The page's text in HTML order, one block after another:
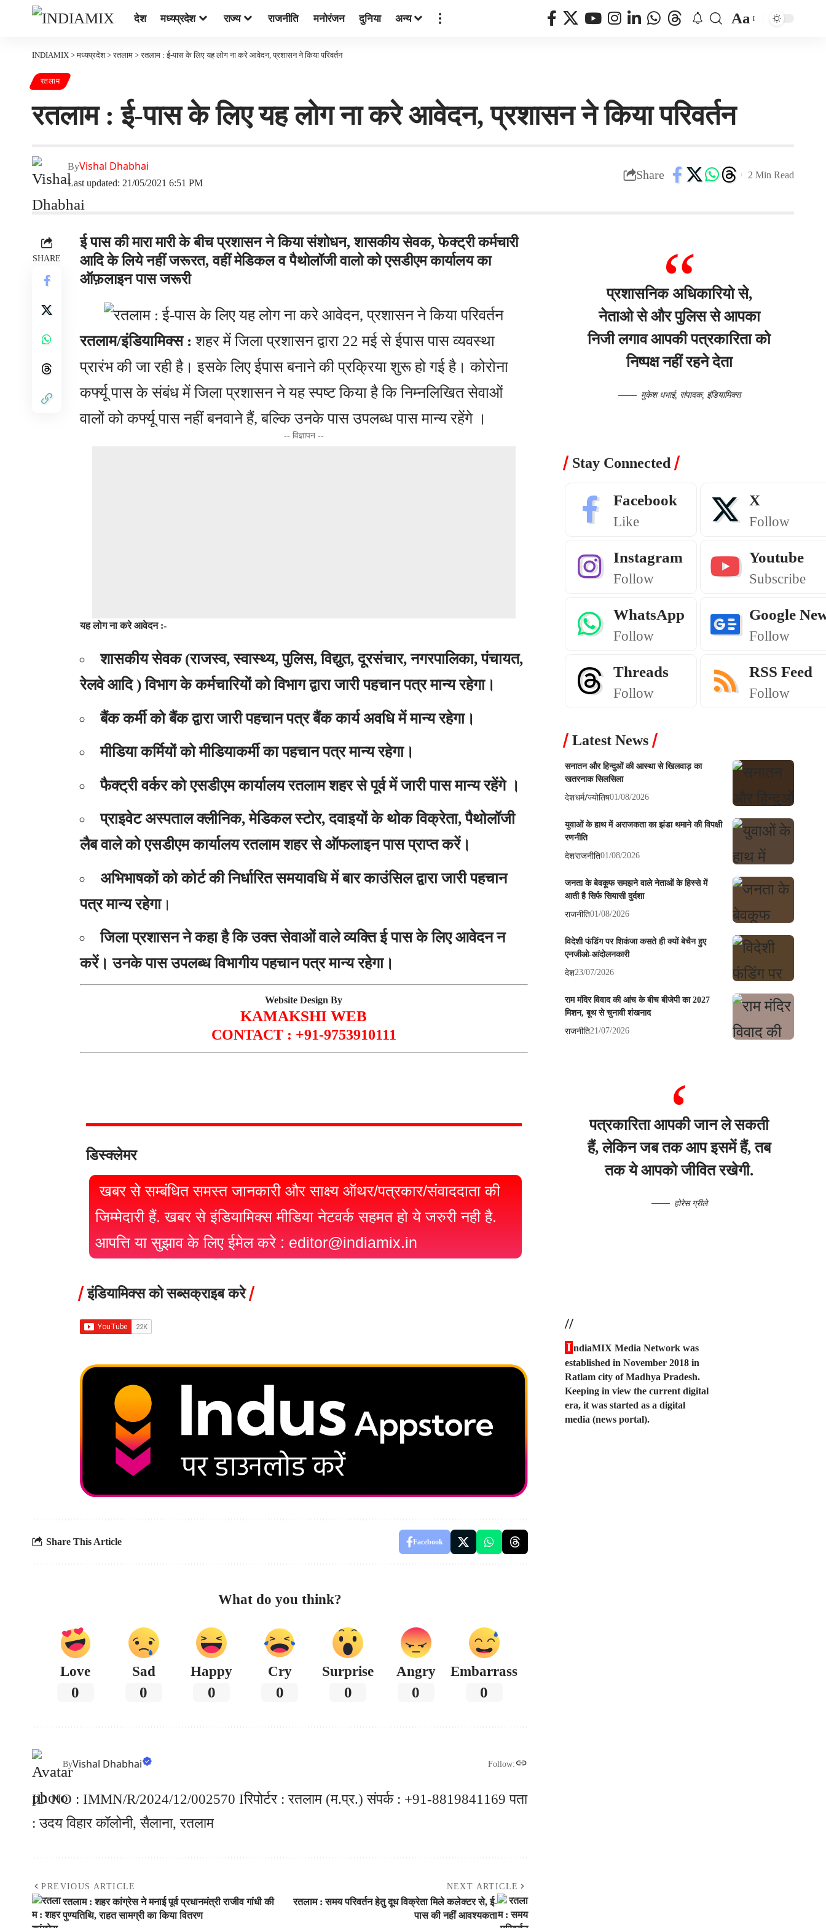
देश मध्यप्रदेश राज्य राजनीति मनोरंजन दुनिया अन्य Aa
INDIAMIX >मध्यप्रदेश>रतलाम >रतलाम : ई-पास के लिए यह लोग ना करे आवेदन, प्रशासन ने किया परिवर्तन
रतलाम
रतलाम : ई-पास के लिए यह लोग ना करे आवेदन, प्रशासन ने किया परिवर्तन
Last updated: 21/05/2021 6:51 PM
ByVishal Dhabhai
Share 2 Min Read
SHARE
ई पास की मारा मारी के बीच प्रशासन ने किया संशोधन, शासकीय सेवक, फेक्ट्री कर्मचारी
आदि के लिये नहीं जरूरत, वहीं मेडिकल व पैथोलॉजी वालो को एसडीएम कार्यालय का
ऑफ़लाइन पास जरूरी
रतलाम/इंडियामिक्स :शहर में जिला प्रशासन द्वारा 22 मई से ईपास पास व्यवस्था
प्रारंभ की जा रही है। इसके लिए ईपास बनाने की प्रक्रिया शुरू हो गई है। कोरोना
कर्फ्यू पास के संबंध में जिला प्रशासन ने यह स्पष्ट किया है कि निम्नलिखित सेवाओं
वालों को कर्फ्यू पास नहीं बनवाने हैं, बल्कि उनके पास उपलब्ध पास मान्य रहेंगे ।
-- विज्ञापन --
यह लोग ना करे आवेदन :-
शासकीय सेवक (राजस्व, स्वास्थ्य, पुलिस, विद्युत, दूरसंचार, नगरपालिका, पंचायत,
रेलवे आदि ) विभाग के कर्मचारियों को विभाग द्वारा जारी पहचान पत्र मान्य रहेगा।
बैंक कर्मी को बैंक द्वारा जारी पहचान पत्र बैंक कार्य अवधि में मान्य रहेगा।
मीडिया कर्मियों को मीडियाकर्मी का पहचान पत्र मान्य रहेगा।
फैक्ट्री वर्कर को एसडीएम कार्यालय रतलाम शहर से पूर्व में जारी पास मान्य रहेंगे ।
प्राइवेट अस्पताल क्लीनिक, मेडिकल स्टोर, दवाइयों के थोक विक्रेता, पैथोलॉजी
लैब वाले को एसडीएम कार्यालय रतलाम शहर से ऑफलाइन पास प्राप्त करें।
अभिभाषकों को कोर्ट की निर्धारित समयावधि में बार काउंसिल द्वारा जारी पहचान
पत्र मान्य रहेगा।
जिला प्रशासन ने कहा है कि उक्त सेवाओं वाले व्यक्ति ई पास के लिए आवेदन न
करें। उनके पास उपलब्ध विभागीय पहचान पत्र मान्य रहेगा।
Website Design By
KAMAKSHI WEB
CONTACT : +91-9753910111
डिस्क्लेमर
खबर से सम्बंधित समस्त जानकारी और साक्ष्य ऑथर/पत्रकार/संवाददाता की
जिम्मेदारी हैं. खबर से इंडियामिक्स मीडिया नेटवर्क सहमत हो ये जरुरी नही है.
आपत्ति या सुझाव के लिए ईमेल करे : editor@indiamix.in
इंडियामिक्स को सब्सक्राइब करे
Share This Article Facebook
What do you think?
Love
0
Sad
0
Happy
0
Cry
0
Surprise
0
Angry
0
Embarrass
0
ByVishal Dhabhai Follow:
ID NO : IMMN/R/2024/12/002570 Iरिपोर्टर : रतलाम (म.प्र.) संपर्क : +91-8819841169 पता
: उदय विहार कॉलोनी, सैलाना, रतलाम
PREVIOUS ARTICLE
रतलाम : शहर कांग्रेस ने मनाई पूर्व प्रधानमंत्री राजीव गांधी की
पुण्यतिथि, राहत सामग्री का किया वितरण
NEXT ARTICLE
रतलाम : समय परिवर्तन हेतु दूध विक्रेता मिले कलेक्टर से, ई-
पास की नहीं आवश्यकता
प्रशासनिक अधिकारियो से,
नेताओ से और पुलिस से आपका
निजी लगाव आपकी पत्रकारिता को
निष्पक्ष नहीं रहने देता
मुकेश धभाई, संपादक, इंडियामिक्स
Stay Connected
Facebook
Like
X
Follow
Instagram
Follow
Youtube
Subscribe
WhatsApp
Follow
Google
Follow
Threads
Follow
RSS Feed
Follow
Latest News
सनातन और हिन्दुओं की आस्था से खिलवाड़ का
खतरनाक सिलसिला
देशधर्म/ज्योतिष01/08/2026
युवाओं के हाथ में अराजकता का झंडा थमाने की विपक्षी
रणनीति
देशराजनीति01/08/2026
जनता के बेवकूफ समझने वाले नेताओं के हिस्से में
आती है सिर्फ सियासी दुर्दशा
राजनीति01/08/2026
विदेशी फंडिंग पर शिकंजा कसते ही क्यों बेचैन हुए
एनजीओ-आंदोलनकारी
देश23/07/2026
राम मंदिर विवाद की आंच के बीच बीजेपी का 2027
मिशन, बूथ से चुनावी शंखनाद
राजनीति21/07/2026
पत्रकारिता आपकी जान ले सकती
हैं, लेकिन जब तक आप इसमें हैं, तब
तक ये आपको जीवित रखेगी.
होरेस ग्रीले
//
I ndiaMIX Media Network was
established in November 2018 in
Ratlam city of Madhya Pradesh.
Keeping in view the current digital
era, it was started as a digital
media (news portal).